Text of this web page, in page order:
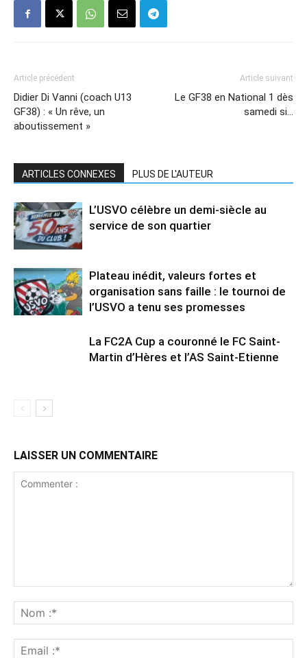
Article précédent
Didier Di Vanni (coach U13
GF38) : « Un rêve, un
aboutissement »
Article suivant
Le GF38 en National 1 dès
samedi si…
ARTICLES CONNEXES PLUS DE L'AUTEUR
L’USVO célèbre un demi-siècle au
service de son quartier
Plateau inédit, valeurs fortes et
organisation sans faille : le tournoi de
l’USVO a tenu ses promesses
La FC2A Cup a couronné le FC Saint-
Martin d’Hères et l’AS Saint-Etienne
LAISSER UN COMMENTAIRE